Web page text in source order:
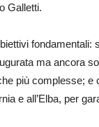
Galletti.
fondamentali:
ma ancora
più complesse;
e all’Elba, per